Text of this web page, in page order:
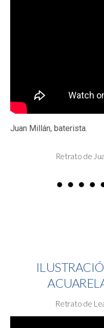
Juan Millán, baterista.
Retrato de
Retrato de